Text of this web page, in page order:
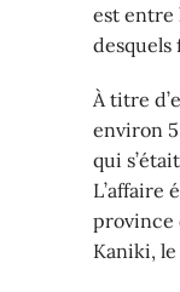
est entre
À titre
environ
qui
L’affaire
province
Kaniki,